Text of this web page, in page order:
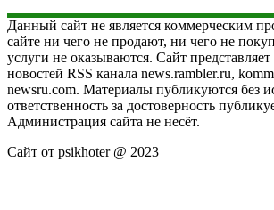
Данный сайт не является коммерческим
сайте ни чего не продают, ни чего не
услуги не оказываются. Сайт
новостей RSS канала news.rambler.ru,
newsru.com. Материалы публикуются без
ответственность за достоверность
Администрация сайта не несёт.
Сайт от psikhoter @ 2023